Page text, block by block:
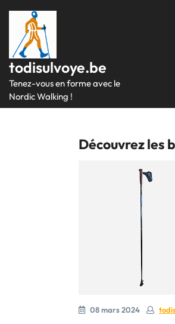
contenu
todisulvoye.be
Tenez-vous en forme avec le
Nordic Walking !
Découvrez les
08 mars 2024